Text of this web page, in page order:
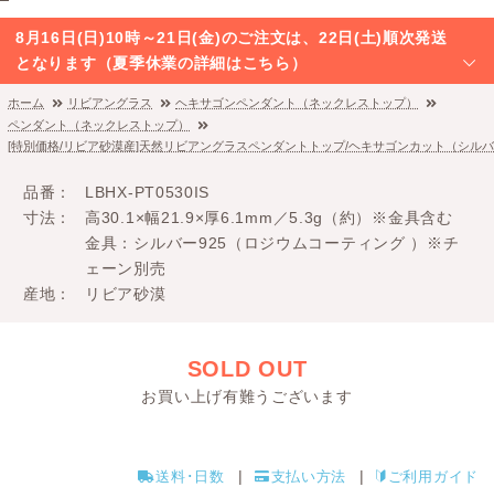
8月16日(日)10時～21日(金)のご注文は、22日(土)順次発送
となります（夏季休業の詳細はこちら）
ホーム リビアングラス
ヘキサゴンペンダント（ネックレストップ）
ペンダント（ネックレストップ）
[特別価格/リビア砂漠産]天然リビアングラスペンダントトップ/ヘキサゴンカット（シル
品番
LBHX-PT0530IS
寸法
高30.1×幅21.9×厚6.1mm／5.3g（約）※金具含む
金具：シルバー925（ロジウムコーティング ）※チ
ェーン別売
産地
リビア砂漠
SOLD OUT
お買い上げ有難うございます
送料･日数 支払い方法 ご利用ガイド